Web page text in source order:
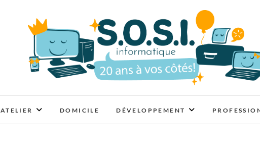
SOSI Informatique
ATELIER DOMICILE DÉVELOPPEMENT